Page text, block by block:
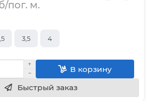
пог. м.
3,5 4
В корзину
Быстрый заказ